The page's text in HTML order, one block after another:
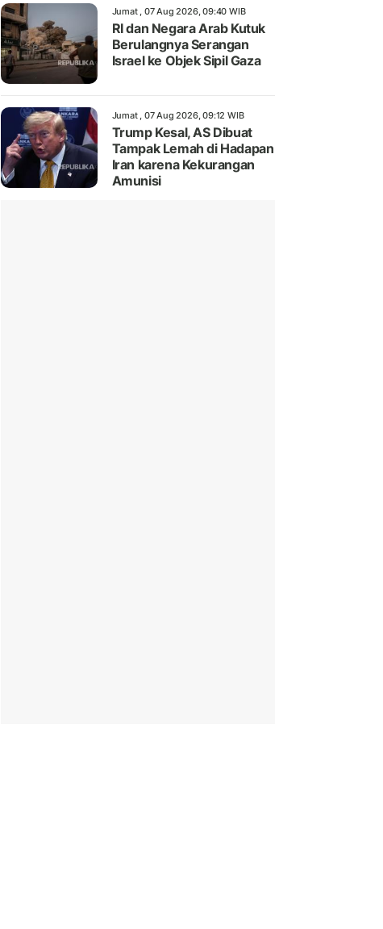
Jumat , 07 Aug 2026, 09:40 WIB
RI dan Negara Arab Kutuk
Berulangnya Serangan
Israel ke Objek Sipil Gaza
Jumat , 07 Aug 2026, 09:12 WIB
Trump Kesal, AS Dibuat
Tampak Lemah di Hadapan
Iran karena Kekurangan
Amunisi